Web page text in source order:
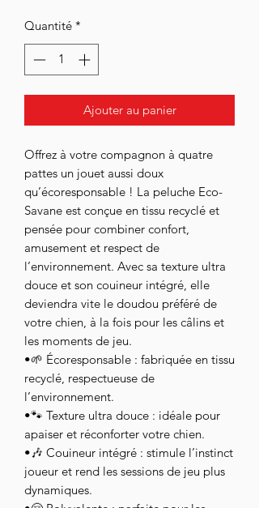
Quantité *
Ajouter au panier
Offrez à votre compagnon à quatre
pattes un jouet aussi doux
qu’écoresponsable ! La peluche Eco-
Savane est conçue en tissu recyclé et
pensée pour combiner confort,
amusement et respect de
l’environnement. Avec sa texture ultra
douce et son couineur intégré, elle
deviendra vite le doudou préféré de
votre chien, à la fois pour les câlins et
les moments de jeu.
•🌱 Écoresponsable : fabriquée en tissu
recyclé, respectueuse de
l’environnement.
•🐾 Texture ultra douce : idéale pour
apaiser et réconforter votre chien.
•🎶 Couineur intégré : stimule l’instinct
joueur et rend les sessions de jeu plus
dynamiques.